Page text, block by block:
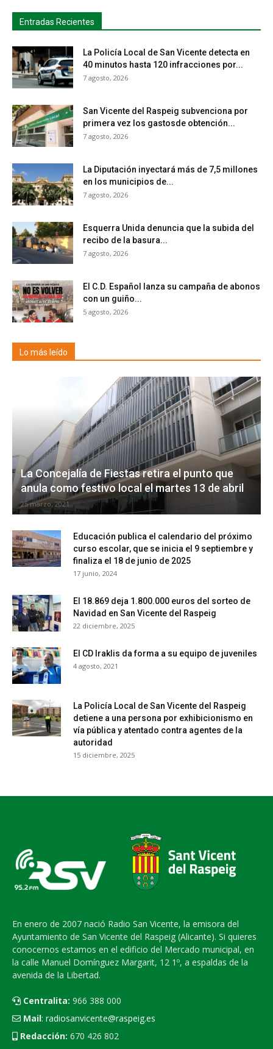
Entradas Recientes
La Policía Local de San Vicente detecta en
40 minutos hasta 120 infracciones por...
7 agosto, 2026
San Vicente del Raspeig subvenciona por
primera vez los gastosde obtención...
7 agosto, 2026
La Diputación inyectará más de 7,5 millones
en los municipios de...
7 agosto, 2026
Esquerra Unida denuncia que la subida del
recibo de la basura...
7 agosto, 2026
El C.D. Español lanza su campaña de abonos
con un guiño...
5 agosto, 2026
Lo más leído
La Concejalía de Fiestas retira el punto que
anula como festivo local el martes 13 de abril
25 marzo, 2021
Educación publica el calendario del próximo
curso escolar, que se inicia el 9 septiembre y
finaliza el 18 de junio de 2025
17 junio, 2024
El 18.869 deja 1.800.000 euros del sorteo de
Navidad en San Vicente del Raspeig
22 diciembre, 2025
El CD Iraklis da forma a su equipo de juveniles
4 agosto, 2021
La Policía Local de San Vicente del Raspeig
detiene a una persona por exhibicionismo en
vía pública y atentado contra agentes de la
autoridad
15 diciembre, 2025
En enero de 2007 nació Radio San Vicente, la emisora del
Ayuntamiento de San Vicente del Raspeig (Alicante). Si quieres
conocernos estamos en el edificio del Mercado municipal, en
la calle Manuel Domínguez Margarit, 12 1º, a espaldas de la
avenida de la Libertad.
Centralita: 966 388 000
Mail: radiosanvicente@raspeig.es
Redacción: 670 426 802